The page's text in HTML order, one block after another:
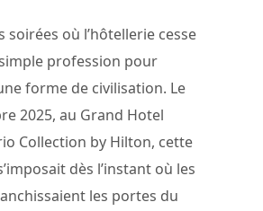
soirées où l’hôtellerie cesse
profession pour
forme de civilisation. Le
2025, au Grand Hotel
Collection by Hilton, cette
dès l’instant où les
les portes du